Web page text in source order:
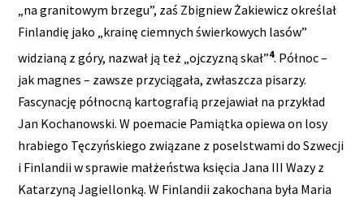
„na granitowym brzegu”, zaś Zbigniew Żakiewicz określał
Finlandię jako „krainę ciemnych świerkowych lasów”
widzianą z góry, nazwał ją też „ojczyzną skał”4. Północ –
jak magnes – zawsze przyciągała, zwłaszcza pisarzy.
Fascynację północną kartografią przejawiał na przykład
Jan Kochanowski. W poemacie Pamiątka opiewa on losy
hrabiego Tęczyńskiego związane z poselstwami do Szwecji
i Finlandii w sprawie małżeństwa księcia Jana III Wazy z
Katarzyną Jagiellonką. W Finlandii zakochana była Maria